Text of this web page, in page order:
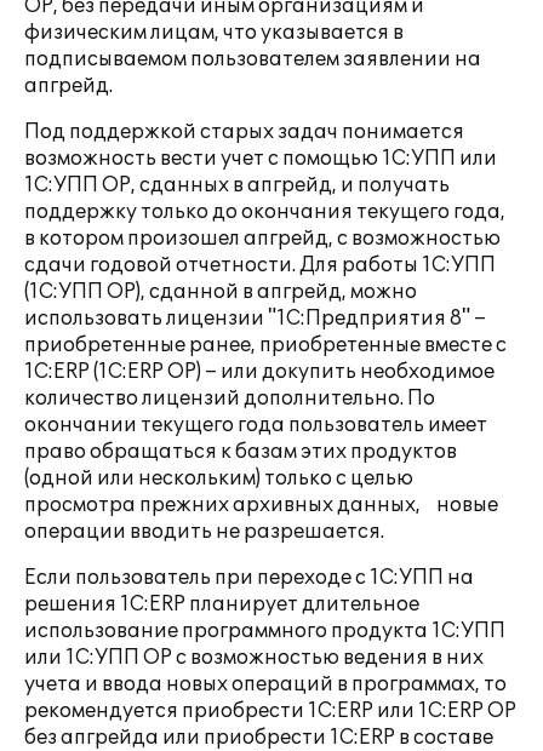
ОР, без передачи иным организациям и
физическим лицам, что указывается в
подписываемом пользователем заявлении на
апгрейд.
Под поддержкой старых задач понимается
возможность вести учет с помощью 1С:УПП или
1С:УПП ОР, сданных в апгрейд, и получать
поддержку только до окончания текущего года,
в котором произошел апгрейд, с возможностью
сдачи годовой отчетности. Для работы 1С:УПП
(1С:УПП ОР), сданной в апгрейд, можно
использовать лицензии "1С:Предприятия 8" –
приобретенные ранее, приобретенные вместе с
1С:ERP (1С:ERP ОР) – или докупить необходимое
количество лицензий дополнительно. По
окончании текущего года пользователь имеет
право обращаться к базам этих продуктов
(одной или нескольким) только с целью
просмотра прежних архивных данных, новые
операции вводить не разрешается.
Если пользователь при переходе с 1С:УПП на
решения 1С:ERP планирует длительное
использование программного продукта 1С:УПП
или 1С:УПП ОР с возможностью ведения в них
учета и ввода новых операций в программах, то
рекомендуется приобрести 1С:ERP или 1С:ERP ОР
без апгрейда или приобрести 1С:ERP в составе